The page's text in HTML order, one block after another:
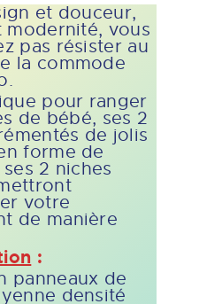
et douceur,
modernité, vous
pas résister au
la commode
pour ranger
de bébé, ses 2
de jolis
forme de
2 niches
votre
de manière
:
panneaux de
densité